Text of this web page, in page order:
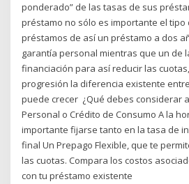
ponderado” de las tasas de sus
préstamo no sólo es importante el tipo
préstamos de así un préstamo a dos
garantía personal mientras que un de
financiación para así reducir las
progresión la diferencia existente
puede crecer ¿Qué debes considerar
Personal o Crédito de Consumo A la
importante fijarse tanto en la tasa de
final Un Prepago Flexible, que te
las cuotas. Compara los costos
con tu préstamo existente